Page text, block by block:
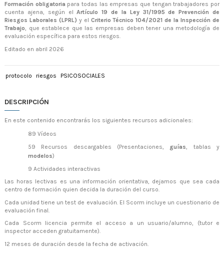
Formación obligatoria para todas las empresas que tengan trabajadores por
cuenta ajena, según elArtículo 19 de la Ley 31/1995 de Prevención de
Riesgos Laborales (LPRL) y el Criterio Técnico 104/2021 de la Inspección de
Trabajo, que establece que las empresas deben tener una metodología de
evaluación específica para estos riesgos.
Editado en abril 2026
protocolo riesgos PSICOSOCIALES
DESCRIPCIÓN
En este contenido encontrarás los siguientes recursos adicionales:
89 Vídeos
59 Recursos descargables (Presentaciones, guías, tablas y
modelos)
9 Actividades interactivas
Las horas lectivas es una información orientativa, dejamos que sea cada
centro de formación quien decida la duración del curso.
Cada unidad tiene un test de evaluación. El Scorm incluye un cuestionario de
evaluación final.
Cada Scorm licencia permite el acceso a un usuario/alumno, (tutor e
inspector acceden gratuitamente).
12 meses de duración desde la fecha de activación.